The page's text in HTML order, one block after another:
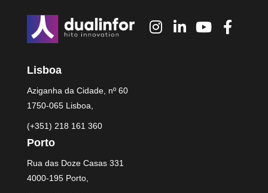
Lisboa
Aziganha da Cidade, nº 60
1750-065 Lisboa,
(+351) 218 161 360
Porto
Rua das Doze Casas 331
4000-195 Porto,